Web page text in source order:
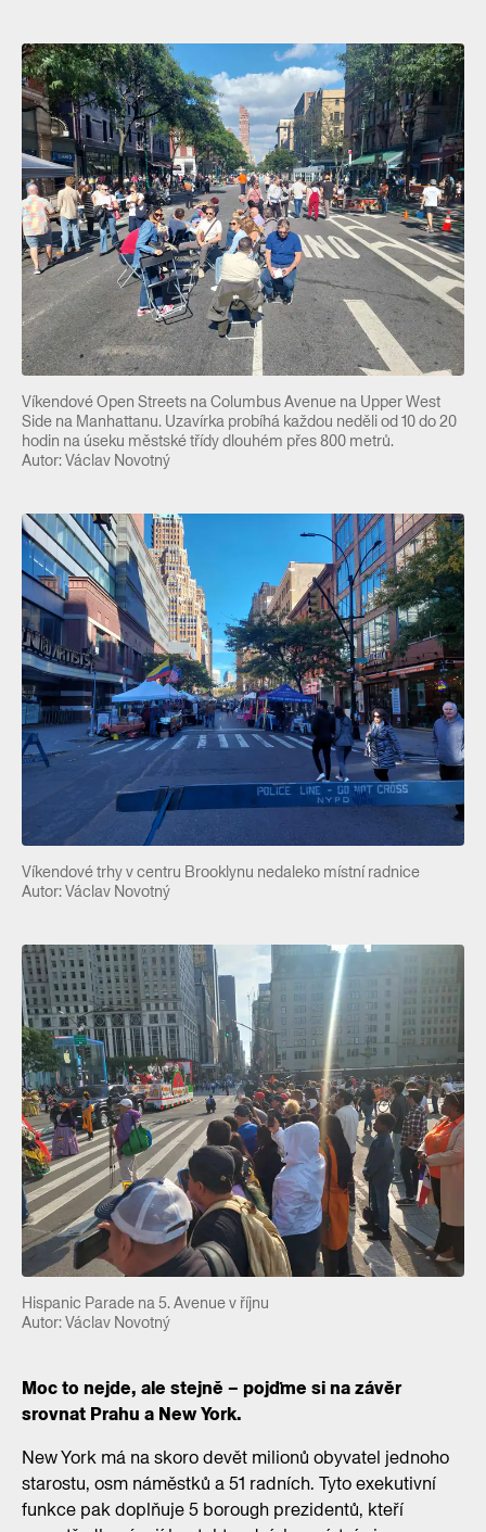
Víkendové Open Streets na Columbus Avenue na Upper West
Side na Manhattanu. Uzavírka probíhá každou neděli od 10 do 20
hodin na úseku městské třídy dlouhém přes 800 metrů.
Autor: Václav Novotný
Víkendové trhy v centru Brooklynu nedaleko místní radnice
Autor: Václav Novotný
Hispanic Parade na 5. Avenue v říjnu
Autor: Václav Novotný
Moc to nejde, ale stejně – pojďme si na závěr
srovnat Prahu a New York.
New York má na skoro devět milionů obyvatel jednoho
starostu, osm náměstků a 51 radních. Tyto exekutivní
funkce pak doplňuje 5 borough prezidentů, kteří